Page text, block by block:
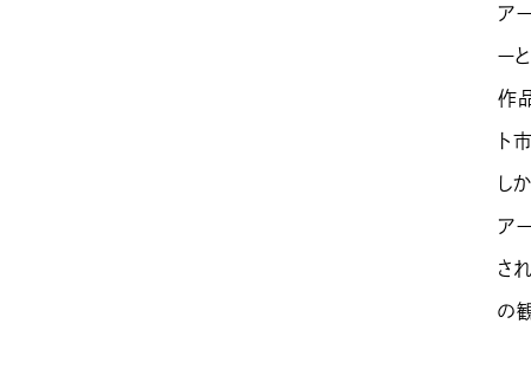
ア
ー
作
ト
し
ア
さ
の